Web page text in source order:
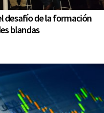
desafío de la formación
blandas